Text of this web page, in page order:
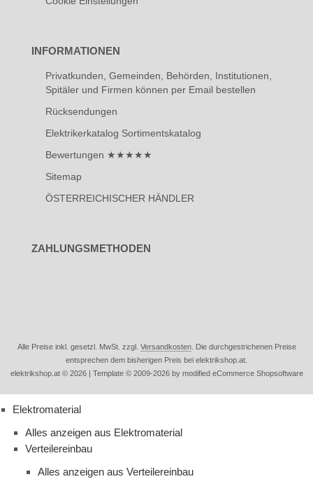
INFORMATIONEN
Privatkunden, Gemeinden, Behörden, Institutionen,
Spitäler und Firmen können per Email bestellen
Rücksendungen
Elektrikerkatalog Sortimentskatalog
Bewertungen ★★★★★
Sitemap
ÖSTERREICHISCHER HÄNDLER
ZAHLUNGSMETHODEN
Alle Preise inkl. gesetzl. MwSt. zzgl. Versandkosten. Die durchgestrichenen Preise
entsprechen dem bisherigen Preis bei elektrikshop.at.
elektrikshop.at © 2026 | Template © 2009-2026 by modified eCommerce Shopsoftware
Elektromaterial
Alles anzeigen aus Elektromaterial
Verteilereinbau
Alles anzeigen aus Verteilereinbau